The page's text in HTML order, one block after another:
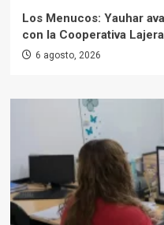
Los Menucos: Yauhar
con la Cooperativa Lajera
6 agosto, 2026